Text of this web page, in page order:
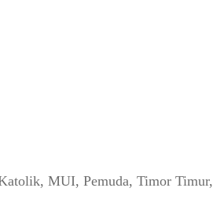
, MUI, Pemuda, Timor Timur,